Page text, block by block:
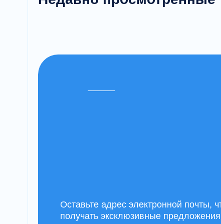
Оставьте адрес электронной почты,
получать эксклюзивные предложения